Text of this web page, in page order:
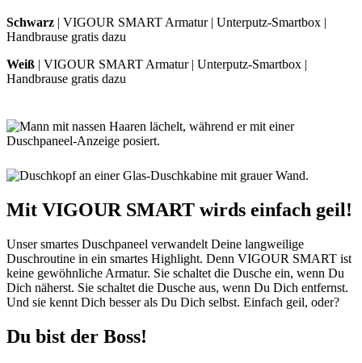
Schwarz | VIGOUR SMART Armatur | Unterputz-Smartbox |
Handbrause gratis dazu
Weiß | VIGOUR SMART Armatur | Unterputz-Smartbox |
Handbrause gratis dazu
Mit VIGOUR SMART wirds einfach geil!
Unser smartes Duschpaneel verwandelt Deine langweilige
Duschroutine in ein smartes Highlight. Denn VIGOUR SMART ist
keine gewöhnliche Armatur. Sie schaltet die Dusche ein, wenn Du
Dich näherst. Sie schaltet die Dusche aus, wenn Du Dich entfernst.
Und sie kennt Dich besser als Du Dich selbst. Einfach geil, oder?
Du bist der Boss!